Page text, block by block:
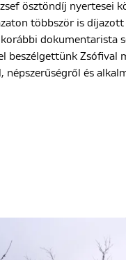
Rólunk
ösztöndíj nyertesei
többször is díjazott
korábbi dokumentarista
beszélgettünk Zsófival
népszerűségről és